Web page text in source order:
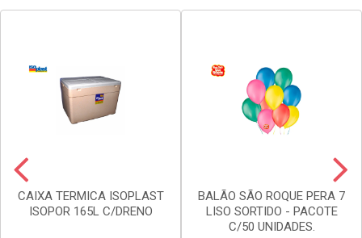
CAIXA TERMICA ISOPLAST
ISOPOR 165L C/DRENO
BALÃO SÃO ROQUE PERA 7
LISO SORTIDO - PACOTE
C/50 UNIDADES.